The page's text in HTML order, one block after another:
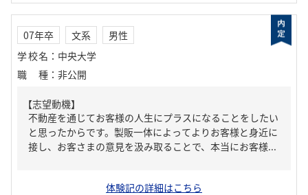
07年卒 文系
男性
学校名 ： 中央大学
職種 ： 非公開
【志望動機】
不動産を通じてお客様の人生にプラスになることをしたい
と思ったからです。製販一体によってよりお客様と身近に
接し、お客さまの意見を汲み取ることで、本当にお客様...
体験記の詳細はこちら